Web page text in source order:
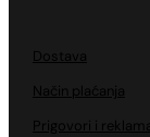
Dostava
Način plaćanja
Prigovori i